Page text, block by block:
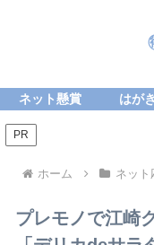
ネット懸賞 はが
PR
ホーム ネット
プレモノで江崎